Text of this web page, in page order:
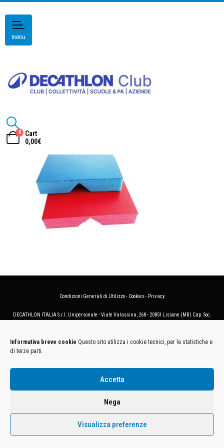
Informativa breve cookie Questo sito utilizza i cookie tecnici, per le statistiche e
di terze parti.
Accetta
Nega
Visualizza preferenze
menu
0
Cart
0,00€
Condizioni Generali di Utilizzo- Cookies- Privacy
DECATHLON ITALIA S.r.l. Unipersonale - Viale Valassina, 268 - 20851 Lissone (MB) Cap. Soc.
D'Ascq, Francia Le foto dei prodotti presenti sul sito sono puramente esemplificative.